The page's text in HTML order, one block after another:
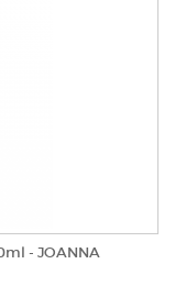
- JOANNA